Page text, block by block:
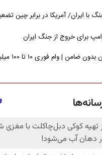
با ایران/ آمریکا در برابر چین
برای خروج از جنگ ایران
وام برای